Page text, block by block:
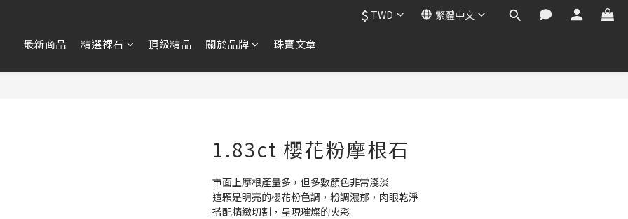
$ TWD 繁體中文
最新商品 精選裸石 頂級精品 關於品牌 珠寶文章
1.83ct 櫻花粉摩根石
市面上摩根產量多，但多數顏色非常淺淡
這顆是明亮的櫻花粉色調，粉調濃郁，肉眼乾淨
搭配精緻切割，呈現璀燦的火彩